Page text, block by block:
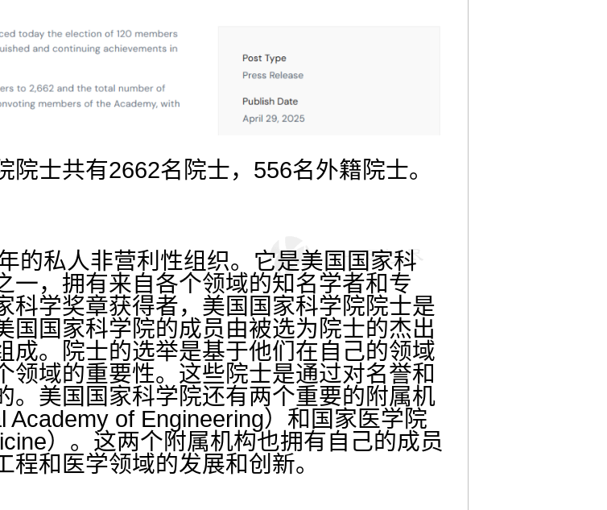
士共有2662名院士，556名外籍院士。
的私人非营利性组织。它是美国国家科
一，拥有来自各个领域的知名学者和专
科学奖章获得者，美国国家科学院院士是
国国家科学院的成员由被选为院士的杰出
成。院士的选举是基于他们在自己的领域
领域的重要性。这些院士是通过对名誉和
。美国国家科学院还有两个重要的附属机
Academy of Engineering）和国家医学院
）。这两个附属机构也拥有自己的成员
和医学领域的发展和创新。